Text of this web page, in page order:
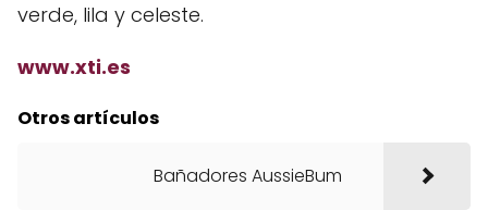
verde, lila y celeste.
www.xti.es
Otros artículos
Bañadores AussieBum